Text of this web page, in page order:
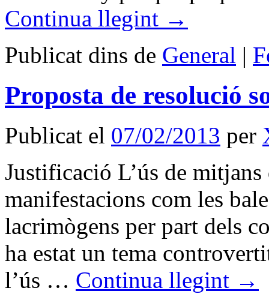
Continua llegint →
Publicat dins de General |
Proposta de resolució
Publicat el 07/02/2013 per
Justificació L’ús de
manifestacions com les
lacrimògens per part dels
ha estat un tema
l’ús … Continua llegint →